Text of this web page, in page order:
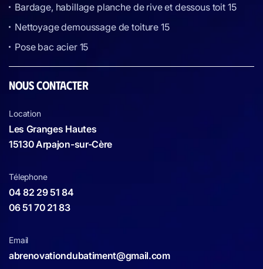
Bardage, habillage planche de rive et dessous toit 15
Nettoyage demoussage de toiture 15
Pose bac acier 15
NOUS CONTACTER
Location
Les Granges Hautes
15130 Arpajon-sur-Cère
Télephone
04 82 29 51 84
06 51 70 21 83
Email
abrenovationdubatiment@gmail.com